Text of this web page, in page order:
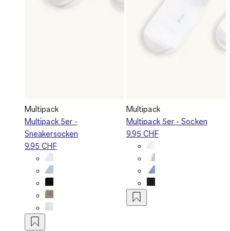
Multipack
Multipack 5er -
Sneakersocken
9.95 CHF
Multipack
Multipack 5er - Socken
9.95 CHF